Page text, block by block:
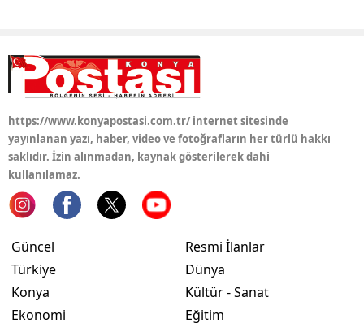
Şırnak
Bartın
Yalova
https://www.konyapostasi.com.tr/ internet sitesinde
yayınlanan yazı, haber, video ve fotoğrafların her türlü hakkı
saklıdır. İzin alınmadan, kaynak gösterilerek dahi
kullanılamaz.
Güncel
Türkiye
Konya
Ekonomi
Resmi İlanlar
Dünya
Kültür - Sanat
Eğitim